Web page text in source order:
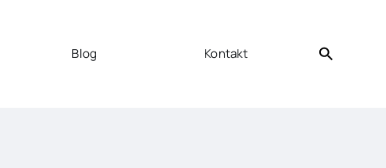
Blog Kontakt